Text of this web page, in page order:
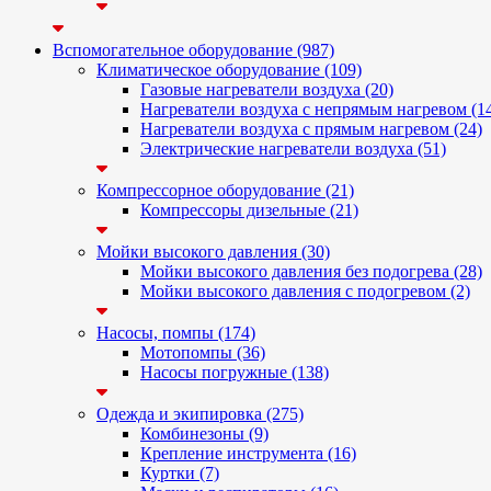
Вспомогательное оборудование (987)
Климатическое оборудование (109)
Газовые нагреватели воздуха (20)
Нагреватели воздуха с непрямым нагревом
Нагреватели воздуха с прямым нагревом (24)
Электрические нагреватели воздуха (51)
Компрессорное оборудование (21)
Компрессоры дизельные (21)
Мойки высокого давления (30)
Мойки высокого давления без подогрева (28)
Мойки высокого давления с подогревом (2)
Насосы, помпы (174)
Мотопомпы (36)
Насосы погружные (138)
Одежда и экипировка (275)
Комбинезоны (9)
Крепление инструмента (16)
Куртки (7)